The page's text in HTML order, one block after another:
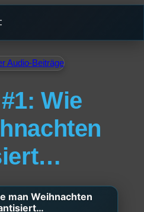
Audio-Beiträge
Wie
man Weihnachten